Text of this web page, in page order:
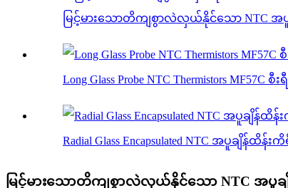
မြင့်မားသောတိကျစွာလဲလှယ်နိုင်သော NTC အ
Long Glass Probe NTC Thermistors MF57C စီးရီ
Radial Glass Encapsulated NTC အပူချိန်ထိန်း
မြင့်မားသောတိကျစွာလဲလှယ်နိုင်သော NTC အပူ